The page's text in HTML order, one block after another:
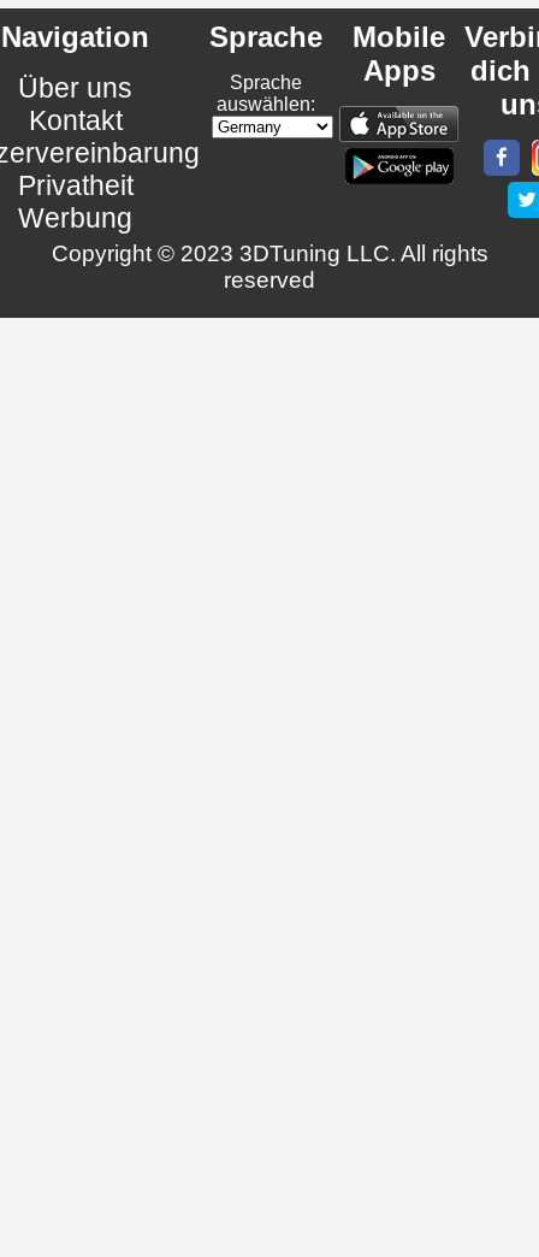
Navigation
Über uns
Kontakt
Privatheit
Werbung
Sprache
Sprache
auswählen:
Mobile
Apps
dich
Copyright © 2023 3DTuning LLC. All rights
reserved